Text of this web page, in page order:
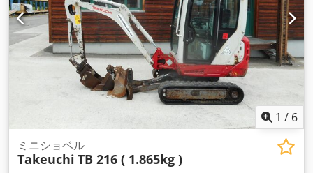
1 / 6
ミニショベル
Takeuchi TB 216 ( 1.865kg )